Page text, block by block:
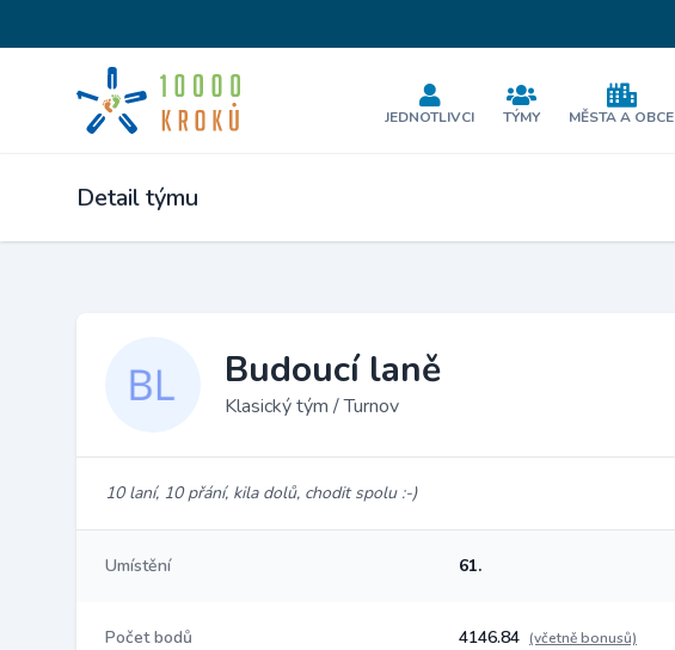
JEDNOTLIVCI TÝMY MĚSTA A OBCE
Detail týmu
Budoucí laně
Klasický tým / Turnov
10 laní, 10 přání, kila dolů, chodit spolu :-)
Umístění 61.
Počet bodů 4146.84 (včetně bonusů)